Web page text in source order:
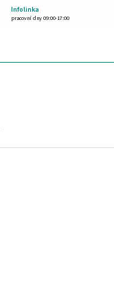
Infolinka
pracovní dny 09:00-17:00